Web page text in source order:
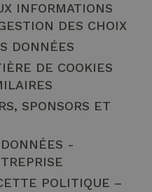
INFORMATIONS
DES CHOIX
DONNÉES
DE COOKIES
SPONSORS ET
-
POLITIQUE –